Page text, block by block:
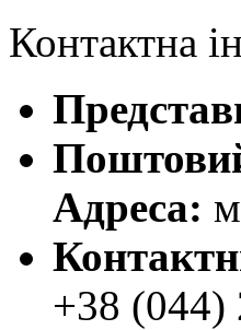
Контактна
Адреса:
+38 (044)